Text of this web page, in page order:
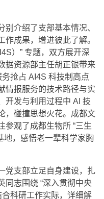
别介绍了支部基本情况、
成果，增进彼此了解。
）” 专题，双方展开深
据资源部主任胡正银带来
抢占 AI4S 科技制高点
情报服务的技术路径与实
开发与利用过程中 AI 技
，碰撞思想火花。成都文
参观了成都生物所 “三生
地，感悟老一辈科学家胸
党支部立足自身建设，扎
同志围绕 “深入贯彻中央
科研工作实际，详细解